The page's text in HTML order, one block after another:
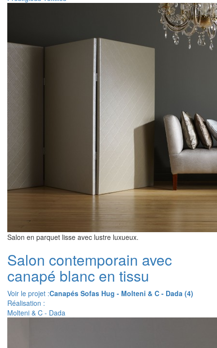
Salon en parquet lisse avec lustre luxueux.
Salon contemporain avec
canapé blanc en tissu
Voir le projet :Canapés Sofas Hug - Molteni & C - Dada (4)
Réalisation :
Molteni & C - Dada